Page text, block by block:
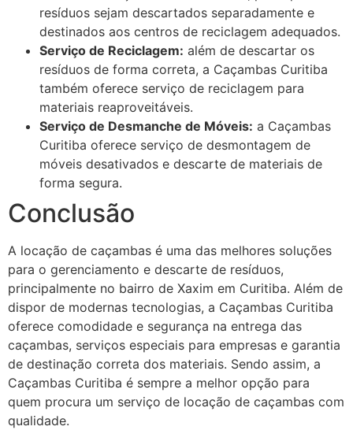
resíduos sejam descartados separadamente e
destinados aos centros de reciclagem adequados.
Serviço de Reciclagem: além de descartar os
resíduos de forma correta, a Caçambas Curitiba
também oferece serviço de reciclagem para
materiais reaproveitáveis.
Serviço de Desmanche de Móveis: a Caçambas
Curitiba oferece serviço de desmontagem de
móveis desativados e descarte de materiais de
forma segura.
Conclusão
A locação de caçambas é uma das melhores soluções
para o gerenciamento e descarte de resíduos,
principalmente no bairro de Xaxim em Curitiba. Além de
dispor de modernas tecnologias, a Caçambas Curitiba
oferece comodidade e segurança na entrega das
caçambas, serviços especiais para empresas e garantia
de destinação correta dos materiais. Sendo assim, a
Caçambas Curitiba é sempre a melhor opção para
quem procura um serviço de locação de caçambas com
qualidade.